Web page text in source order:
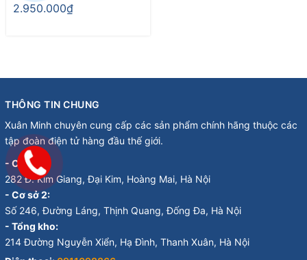
2.950.000₫
THÔNG TIN CHUNG
Xuân Minh chuyên cung cấp các sản phẩm chính hãng thuộc các
tập đoàn điện tử hàng đầu thế giới.
- Cơ sở 1:
282 Đ. Kim Giang, Đại Kim, Hoàng Mai, Hà Nội
- Cơ sở 2:
Số 246, Đường Láng, Thịnh Quang, Đống Đa, Hà Nội
- Tổng kho:
214 Đường Nguyễn Xiển, Hạ Đình, Thanh Xuân, Hà Nội